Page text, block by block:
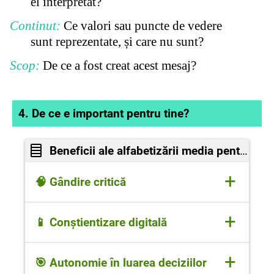
Continut: Ce valori sau puncte de vedere
sunt reprezentate, și care nu sunt?
Scop: De ce a fost creat acest mesaj?
4. De ce e important pentru tine?
Beneficii ale alfabetizării media pentru elevi:
🧠 Gândire critică +
Îi ajută pe elevi să identifice surse
credibile și să nu cadă pradă
manipulărilor.
📱 Conștientizare digitală +
Înțeleg impactul rețelelor sociale
asupra percepției despre lume și
🎯 Autonomie în luarea deciziilor +